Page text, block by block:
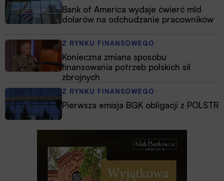
Bank of America wydaje ćwierć mld
dolarów na odchudzanie pracowników
Z RYNKU FINANSOWEGO
Konieczna zmiana sposobu
finansowania potrzeb polskich sił
zbrojnych
Z RYNKU FINANSOWEGO
Pierwsza emisja BGK obligacji z POLSTR